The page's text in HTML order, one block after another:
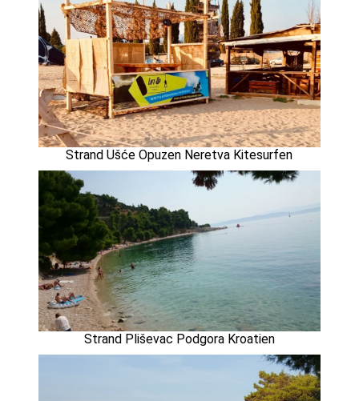
Strand Ušće Opuzen Neretva Kitesurfen
Strand Pliševac Podgora Kroatien